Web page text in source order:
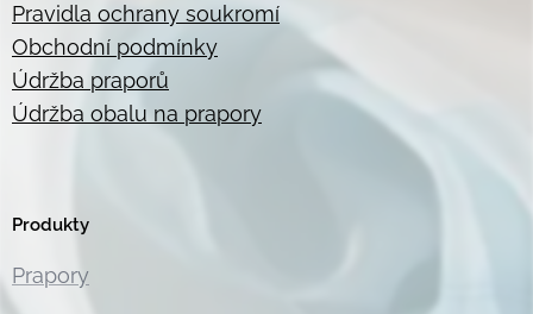
Pravidla ochrany soukromí
Obchodní podmínky
Údržba praporů
Údržba obalu na prapory
Produkty
Prapory